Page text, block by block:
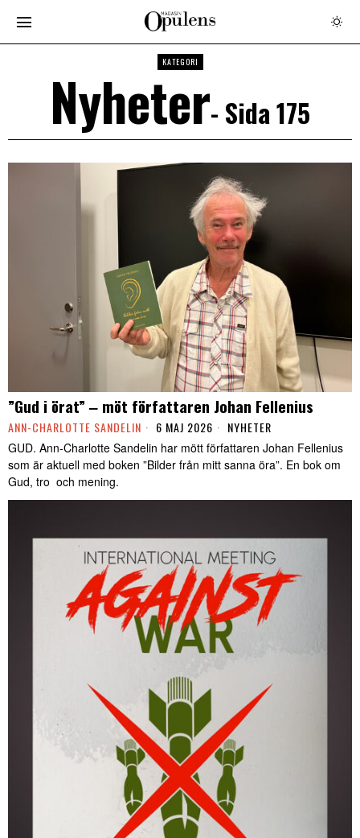
KATEGORI
Nyheter- Sida 175
”Gud i örat” ‒ möt författaren Johan Fellenius
ANN-CHARLOTTE SANDELIN 6 MAJ 2026 NYHETER
GUD. Ann-Charlotte Sandelin har mött författaren Johan Fellenius
som är aktuell med boken ”Bilder från mitt sanna öra”. En bok om
Gud, tro och mening.